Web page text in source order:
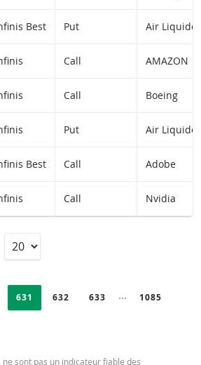
Best Put Air Liquide
Call AMAZON
Call Boeing
Put Air Liquide
Best Call Adobe
Call Nvidia
Selected:
PAGE
631 PAGE
632 PAGE
633 Collapsed
DERNIÈRE
1085
sont pas un indicateur fiable des